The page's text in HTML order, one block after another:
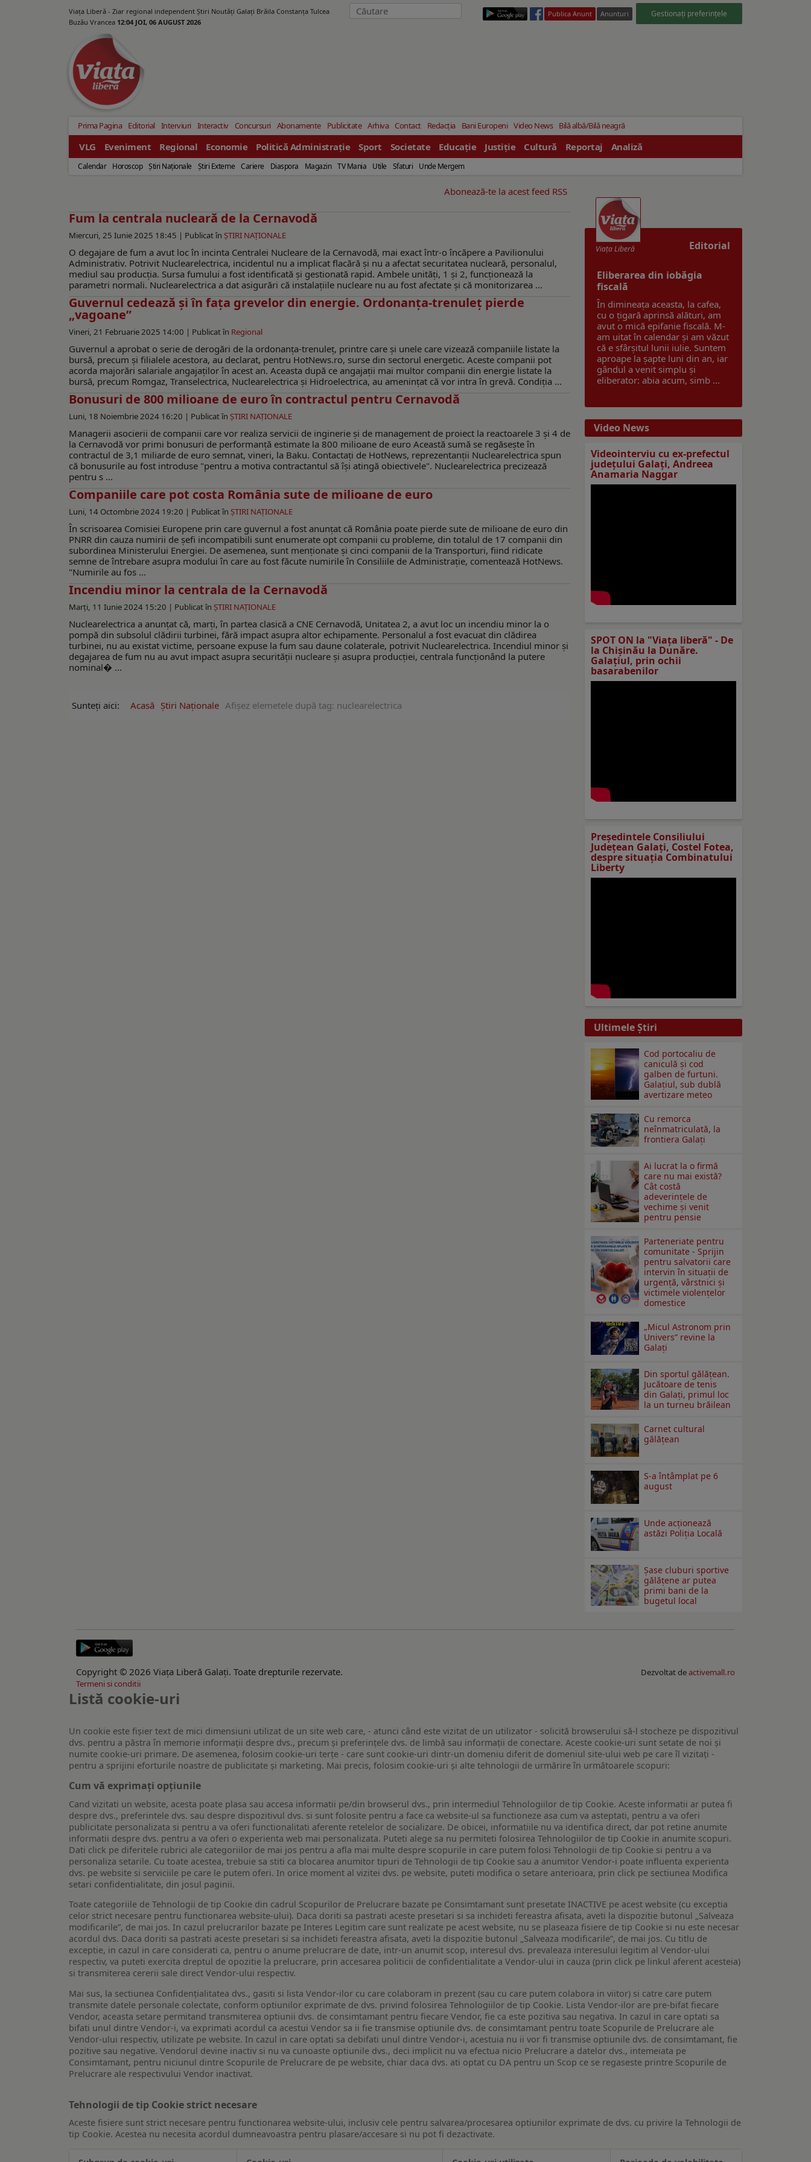
Viața Liberă - Ziar regional independent Știri Noutăți Galaţi Brăila Constanţa Tulcea
Buzău Vrancea 12:04 JOI, 06 AUGUST 2026
Publica Anunt Anunturi Gestionați preferințele
Prima Pagina Editorial Interviuri Interactiv Concursuri Abonamente Publicitate Arhiva Contact Redacția Bani Europeni Video News Bilă albă/Bilă neagră
VLG Eveniment Regional Economie Politică Administrație Sport Societate Educație Justiție Cultură Reportaj Analiză
Calendar Horoscop Ştiri Naţionale Ştiri Externe Cariere Diaspora Magazin TV Mania Utile Sfaturi Unde Mergem
Abonează-te la acest feed RSS
Fum la centrala nucleară de la Cernavodă
Miercuri, 25 Iunie 2025 18:45 | Publicat în ŞTIRI NAŢIONALE
O degajare de fum a avut loc în incinta Centralei Nucleare de la Cernavodă, mai exact într-o încăpere a Pavilionului
Administrativ. Potrivit Nuclearelectrica, incidentul nu a implicat flacără și nu a afectat securitatea nucleară, personalul,
mediul sau producția. Sursa fumului a fost identificată și gestionată rapid. Ambele unități, 1 și 2, funcționează la
parametri normali. Nuclearelectrica a dat asigurări că instalațiile nucleare nu au fost afectate și că monitorizarea ...
Guvernul cedează și în fața grevelor din energie. Ordonanța-trenuleț pierde
„vagoane”
Vineri, 21 Februarie 2025 14:00 | Publicat în Regional
Guvernul a aprobat o serie de derogări de la ordonanța-trenuleț, printre care și unele care vizează companiile listate la
bursă, precum și filialele acestora, au declarat, pentru HotNews.ro, surse din sectorul energetic. Aceste companii pot
acorda majorări salariale angajaților în acest an. Aceasta după ce angajații mai multor companii din energie listate la
bursă, precum Romgaz, Transelectrica, Nuclearelectrica și Hidroelectrica, au amenințat că vor intra în grevă. Condiția ...
Bonusuri de 800 milioane de euro în contractul pentru Cernavodă
Luni, 18 Noiembrie 2024 16:20 | Publicat în ŞTIRI NAŢIONALE
Managerii asocierii de companii care vor realiza servicii de inginerie şi de management de proiect la reactoarele 3 și 4 de
la Cernavodă vor primi bonusuri de performanță estimate la 800 milioane de euro Această sumă se regăsește în
contractul de 3,1 miliarde de euro semnat, vineri, la Baku. Contactați de HotNews, reprezentanții Nuclearelectrica spun
că bonusurile au fost introduse "pentru a motiva contractantul să își atingă obiectivele". Nuclearelectrica precizează
pentru s ...
Companiile care pot costa România sute de milioane de euro
Luni, 14 Octombrie 2024 19:20 | Publicat în ŞTIRI NAŢIONALE
În scrisoarea Comisiei Europene prin care guvernul a fost anunțat că România poate pierde sute de milioane de euro din
PNRR din cauza numirii de șefi incompatibili sunt enumerate opt companii cu probleme, din totalul de 17 companii din
subordinea Ministerului Energiei. De asemenea, sunt menționate și cinci companii de la Transporturi, fiind ridicate
semne de întrebare asupra modului în care au fost făcute numirile în Consiliile de Administrație, comentează HotNews.
"Numirile au fos ...
Incendiu minor la centrala de la Cernavodă
Marți, 11 Iunie 2024 15:20 | Publicat în ŞTIRI NAŢIONALE
Nuclearelectrica a anunțat că, marți, în partea clasică a CNE Cernavodă, Unitatea 2, a avut loc un incendiu minor la o
pompă din subsolul clădirii turbinei, fără impact asupra altor echipamente. Personalul a fost evacuat din clădirea
turbinei, nu au existat victime, persoane expuse la fum sau daune colaterale, potrivit Nuclearelectrica. Incendiul minor și
degajarea de fum nu au avut impact asupra securității nucleare și asupra producției, centrala funcționând la putere
nominal� ...
Sunteți aici: Acasă Ştiri Naţionale Afişez elemetele după tag: nuclearelectrica
Editorial
Viaţa Liberă
Eliberarea din iobăgia
fiscală
În dimineața aceasta, la cafea,
cu o țigară aprinsă alături, am
avut o mică epifanie fiscală. M-
am uitat în calendar și am văzut
că e sfârșitul lunii iulie. Suntem
aproape la șapte luni din an, iar
gândul a venit simplu și
eliberator: abia acum, simb ...
Video News
Videointerviu cu ex-prefectul
judeţului Galaţi, Andreea
Anamaria Naggar
SPOT ON la "Viaţa liberă" - De
la Chișinău la Dunăre.
Galațiul, prin ochii
basarabenilor
Preşedintele Consiliului
Judeţean Galaţi, Costel Fotea,
despre situaţia Combinatului
Liberty
Ultimele Ştiri
Cod portocaliu de
caniculă și cod
galben de furtuni.
Galațiul, sub dublă
avertizare meteo
Cu remorca
neînmatriculată, la
frontiera Galați
Ai lucrat la o firmă
care nu mai există?
Cât costă
adeverințele de
vechime și venit
pentru pensie
Parteneriate pentru
comunitate - Sprijin
pentru salvatorii care
intervin în situații de
urgență, vârstnici și
victimele violențelor
domestice
„Micul Astronom prin
Univers” revine la
Galați
Din sportul gălățean.
Jucătoare de tenis
din Galați, primul loc
la un turneu brăilean
Carnet cultural
gălăţean
S-a întâmplat pe 6
august
Unde acționează
astăzi Poliția Locală
Şase cluburi sportive
gălăţene ar putea
primi bani de la
bugetul local
Copyright © 2026 Viaţa Liberă Galaţi. Toate drepturile rezervate. Dezvoltat deactivemall.ro
Termeni si conditii
Listă cookie-uri
Un cookie este fişier text de mici dimensiuni utilizat de un site web care, - atunci când este vizitat de un utilizator - solicită browserului să-l stocheze pe dispozitivul
dvs. pentru a păstra în memorie informații despre dvs., precum și preferințele dvs. de limbă sau informații de conectare. Aceste cookie-uri sunt setate de noi și
numite cookie-uri primare. De asemenea, folosim cookie-uri terțe - care sunt cookie-uri dintr-un domeniu diferit de domeniul site-ului web pe care îl vizitați -
pentru a sprijini eforturile noastre de publicitate și marketing. Mai precis, folosim cookie-uri și alte tehnologii de urmărire în următoarele scopuri:
Cum vă exprimați opțiunile
Cand vizitati un website, acesta poate plasa sau accesa informatii pe/din browserul dvs., prin intermediul Tehnologiilor de tip Cookie. Aceste informatii ar putea fi
despre dvs., preferintele dvs. sau despre dispozitivul dvs. si sunt folosite pentru a face ca website-ul sa functioneze asa cum va asteptati, pentru a va oferi
publicitate personalizata si pentru a va oferi functionalitati aferente retelelor de socializare. De obicei, informatiile nu va identifica direct, dar pot retine anumite
informatii despre dvs. pentru a va oferi o experienta web mai personalizata. Puteti alege sa nu permiteti folosirea Tehnologiilor de tip Cookie in anumite scopuri.
Dati click pe diferitele rubrici ale categoriilor de mai jos pentru a afla mai multe despre scopurile in care putem folosi Tehnologii de tip Cookie si pentru a va
personaliza setarile. Cu toate acestea, trebuie sa stiti ca blocarea anumitor tipuri de Tehnologii de tip Cookie sau a anumitor Vendor-i poate influenta experienta
dvs. pe website si serviciile pe care le putem oferi. In orice moment al vizitei dvs. pe website, puteti modifica o setare anterioara, prin click pe sectiunea Modifica
setari confidentialitate, din josul paginii.
Toate categoriile de Tehnologii de tip Cookie din cadrul Scopurilor de Prelucrare bazate pe Consimtamant sunt presetate INACTIVE pe acest website (cu exceptia
celor strict necesare pentru functionarea website-ului). Daca doriti sa pastrati aceste presetari si sa inchideti fereastra afisata, aveti la dispozitie butonul „Salveaza
modificarile”, de mai jos. In cazul prelucrarilor bazate pe Interes Legitim care sunt realizate pe acest website, nu se plaseaza fisiere de tip Cookie si nu este necesar
acordul dvs. Daca doriti sa pastrati aceste presetari si sa inchideti fereastra afisata, aveti la dispozitie butonul „Salveaza modificarile”, de mai jos. Cu titlu de
exceptie, in cazul in care considerati ca, pentru o anume prelucrare de date, intr-un anumit scop, interesul dvs. prevaleaza interesului legitim al Vendor-ului
respectiv, va puteti exercita dreptul de opozitie la prelucrare, prin accesarea politicii de confidentialitate a Vendor-ului in cauza (prin click pe linkul aferent acesteia)
si transmiterea cererii sale direct Vendor-ului respectiv.
Mai sus, la sectiunea Confidențialitatea dvs., gasiti si lista Vendor-ilor cu care colaboram in prezent (sau cu care putem colabora in viitor) si catre care putem
transmite datele personale colectate, conform optiunilor exprimate de dvs. privind folosirea Tehnologiilor de tip Cookie. Lista Vendor-ilor are pre-bifat fiecare
Vendor, aceasta setare permitand transmiterea optiunii dvs. de consimtamant pentru fiecare Vendor, fie ca este pozitiva sau negativa. In cazul in care optati sa
bifati unul dintre Vendor-i, va exprimati acordul ca acestui Vendor sa ii fie transmise optiunile dvs. de consimtamant pentru toate Scopurile de Prelucrare ale
Vendor-ului respectiv, utilizate pe website. In cazul in care optati sa debifati unul dintre Vendor-i, acestuia nu ii vor fi transmise optiunile dvs. de consimtamant, fie
pozitive sau negative. Vendorul devine inactiv si nu va cunoaste optiunile dvs., deci implicit nu va efectua nicio Prelucrare a datelor dvs., intemeiata pe
Consimtamant, pentru niciunul dintre Scopurile de Prelucrare de pe website, chiar daca dvs. ati optat cu DA pentru un Scop ce se regaseste printre Scopurile de
Prelucrare ale respectivului Vendor inactivat.
Tehnologii de tip Cookie strict necesare
Aceste fisiere sunt strict necesare pentru functionarea website-ului, inclusiv cele pentru salvarea/procesarea optiunilor exprimate de dvs. cu privire la Tehnologii de
tip Cookie. Acestea nu necesita acordul dumneavoastra pentru plasare/accesare si nu pot fi dezactivate.